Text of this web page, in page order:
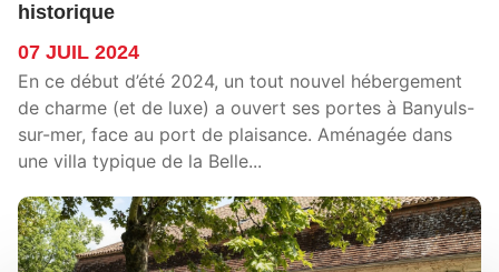
historique
07 JUIL 2024
En ce début d’été 2024, un tout nouvel hébergement
de charme (et de luxe) a ouvert ses portes à Banyuls-
sur-mer, face au port de plaisance. Aménagée dans
une villa typique de la Belle...